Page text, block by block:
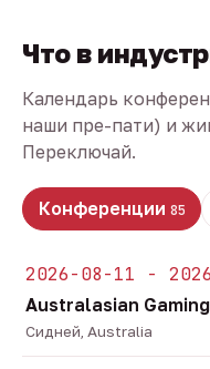
Что в
Календарь
наши пре-пати) и
Переключай.
Конференции 85
2026-08-11 -
Australasian
Сидней, Australia